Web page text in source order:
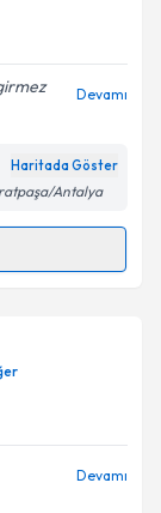
Aydınlatma
belirtilen
Devamı
Haritada Göster
Antalya
talebi
için bir
Devamı